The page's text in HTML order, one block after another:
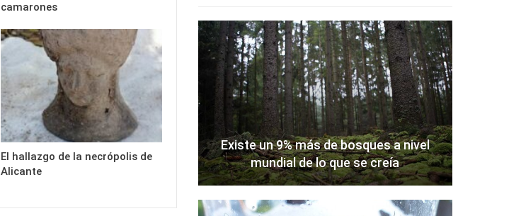
camarones
El hallazgo de la necrópolis de
Alicante
Existe un 9% más de bosques a nivel
mundial de lo que se creía